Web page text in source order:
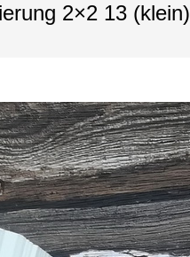
2×2 13 (klein)